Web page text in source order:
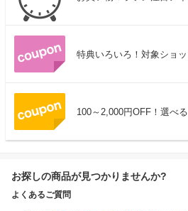
特典いろいろ！対象ショ
100～2,000円OFF！選べ
お探しの商品が見つかりませんか?
よくあるご質問